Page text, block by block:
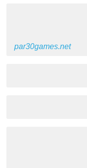
par30games.net